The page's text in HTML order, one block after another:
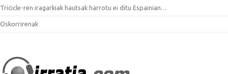
Tricicle-ren iragarkiak hautsak harrotu ei ditu Espainian…
Oskorrirenak